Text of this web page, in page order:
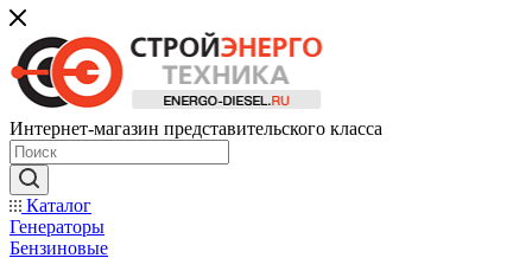
Интернет-магазин представительского класса
Каталог
Генераторы
Бензиновые